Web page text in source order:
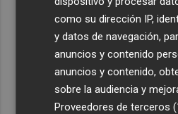
como su dirección IP,
y datos de navegación,
anuncios y contenido
anuncios y contenido,
sobre la audiencia y
Proveedores de terceros